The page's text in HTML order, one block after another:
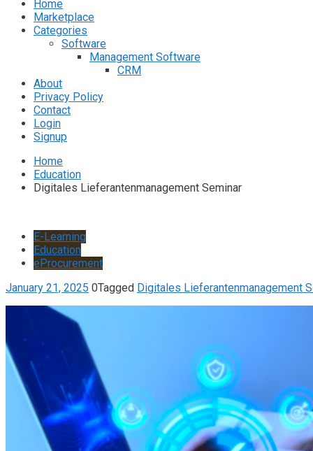
Home
Marketplace
Categories
Software
Management Software
CRM
About
Privacy Policy
Contact
Login
Signup
Home
Education
Digitales Lieferantenmanagement Seminar
E-Learning
Education
eProcurement
January 21, 2025 0Tagged Digitales Lieferantenmanagement